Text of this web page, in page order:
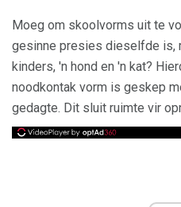
Moeg om skoolvorms uit te
gesinne presies dieselfde is,
kinders, 'n hond en 'n kat?
noodkontak vorm is geskep
gedagte. Dit sluit ruimte vir